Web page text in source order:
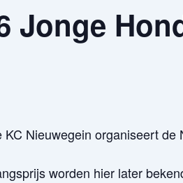
Jonge
Nieuwegein organiseert de
worden hier later